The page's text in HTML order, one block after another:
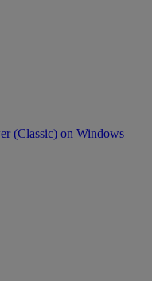
(Classic) on Windows